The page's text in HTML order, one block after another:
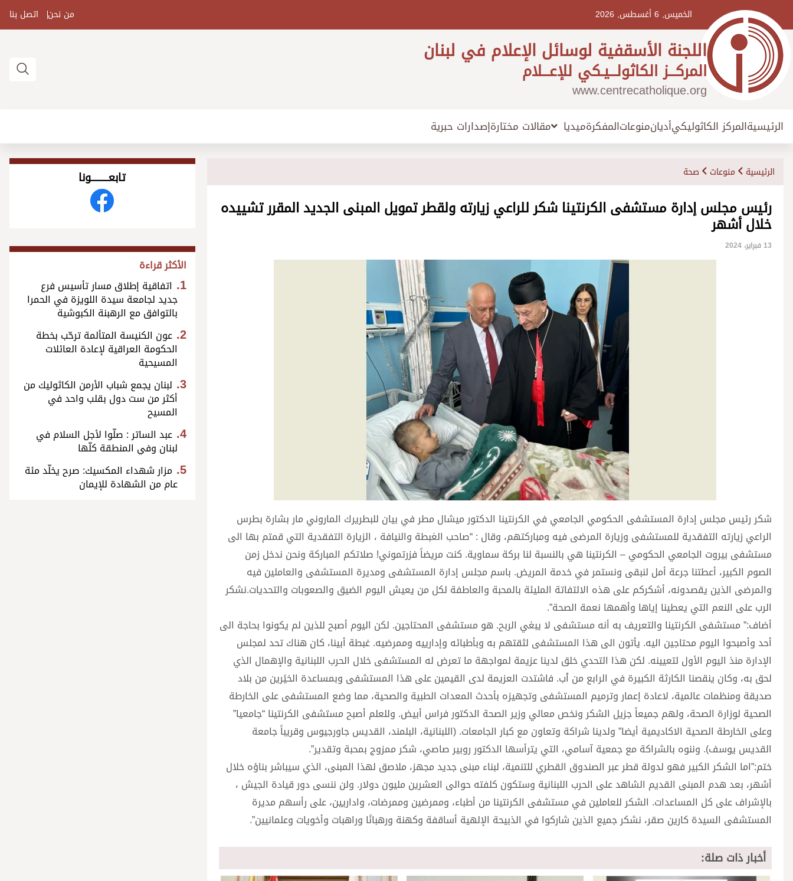
الخميس, 6 أغسطس, 2026 من نحن اتصل بنا
اللجنة الأسقفية لوسائل الإعلام في لبنان
المركـــز الكاثولـــيـكي للإعـــلام
www.centrecatholique.org
الرئيسيةالمركز الكاثوليكيأديانمنوعاتالمفكرةميديا مقالات مختارةإصدارات حبرية
الرئيسية منوعات صحة
رئيس مجلس إدارة مستشفى الكرنتينا شكر للراعي زيارته ولقطر تمويل المبنى الجديد المقرر تشييده
خلال أشهر
13 فبراير، 2024
شكر رئيس مجلس إدارة المستشفى الحكومي الجامعي في الكرنتينا الدكتور ميشال مطر في بيان للبطريرك الماروني مار بشارة بطرس
الراعي زيارته التفقدية للمستشفى وزيارة المرضى فيه ومباركتهم، وقال : “صاحب الغبطة والنيافة ، الزيارة التفقدية التي قمتم بها الى
مستشفى بيروت الجامعي الحكومي – الكرنتينا هي بالنسبة لنا بركة سماوية. كنت مريضاً فزرتموني! صلاتكم المباركة ونحن ندخل زمن
الصوم الكبير، أعطتنا جرعة أمل لنبقى ونستمر في خدمة المريض. باسم مجلس إدارة المستشفى ومديرة المستشفى والعاملين فيه
والمرضى الذين يقصدونه، أشكركم على هذه الالتفاتة المليئة بالمحبة والعاطفة لكل من يعيش اليوم الضيق والصعوبات والتحديات.نشكر
الرب على النعم التي يعطينا إياها وأهمها نعمة الصحة”.
أضاف:” مستشفى الكرنتينا والتعريف به أنه مستشفى لا يبغي الربح. هو مستشفى المحتاجين. لكن اليوم أصبح للذين لم يكونوا بحاجة الى
أحد وأصبحوا اليوم محتاجين اليه. يأتون الى هذا المستشفى لثقتهم به وبأطبائه وإدارييه وممرضيه. غبطة أبينا، كان هناك تحد لمجلس
الإدارة منذ اليوم الأول لتعيينه. لكن هذا التحدي خلق لدينا عزيمة لمواجهة ما تعرض له المستشفى خلال الحرب اللبنانية والإهمال الذي
لحق به، وكان ينقصنا الكارثة الكبيرة في الرابع من ٱب. فاشتدت العزيمة لدى القيمين على هذا المستشفى وبمساعدة الخيًرين من بلاد
صديقة ومنظمات عالمية، لاعادة إعمار وترميم المستشفى وتجهيزه بأحدث المعدات الطبية والصحية، مما وضع المستشفى على الخارطة
الصحية لوزارة الصحة، ولهم جميعاً جزيل الشكر ونخص معالي وزير الصحة الدكتور فراس أبيض. وللعلم أصبح مستشفى الكرنتينا “جامعيا”
وعلى الخارطة الصحية الاكاديمية أيضا” ولدينا شراكة وتعاون مع كبار الجامعات. (اللبنانية، البلمند، القديس جاورجيوس وقريباً جامعة
القديس يوسف). وننوه بالشراكة مع جمعية آسامي، التي يترأسها الدكتور روبير صاصي، شكر ممزوج بمحبة وتقدير”.
ختم:”اما الشكر الكبير فهو لدولة قطر عبر الصندوق القطري للتنمية، لبناء مبنى جديد مجهز، ملاصق لهذا المبنى، الذي سيباشر بناؤه خلال
أشهر، بعد هدم المبنى القديم الشاهد على الحرب اللبنانية وستكون كلفته حوالى العشرين مليون دولار. ولن ننسى دور قيادة الجيش ،
بالإشراف على كل المساعدات. الشكر للعاملين في مستشفى الكرنتينا من أطباء، وممرضين وممرضات، واداريين، على رأسهم مديرة
المستشفى السيدة كارين صقر، نشكر جميع الذين شاركوا في الذبيحة الإلهية أساقفة وكهنة ورهبانًا وراهبات وأخويات وعلمانيين”.
أخبار ذات صلة:
تابعــــــــــونا
الأكثر قراءة
اتفاقية إطلاق مسار تأسيس فرع
جديد لجامعة سيدة اللويزة في الحمرا
بالتوافق مع الرهبنة الكبوشية
عون الكنيسة المتألمة ترحّب بخطة
الحكومة العراقية لإعادة العائلات
المسيحية
لبنان يجمع شباب الأرمن الكاثوليك من
أكثر من ست دول بقلب واحد في
المسيح
عبد الساتر : صلّوا لأجل السلام في
لبنان وفي المنطقة كلّها
مزار شهداء المكسيك: صرح يخلّد مئة
عام من الشهادة للإيمان